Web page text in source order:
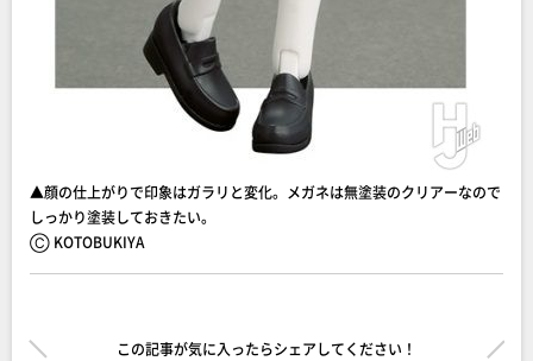
▲顔の仕上がりで印象はガラリと変化。メガネは無塗装のクリアーなので
しっかり塗装しておきたい。
Ⓒ KOTOBUKIYA
この記事が気に入ったらシェアしてください！